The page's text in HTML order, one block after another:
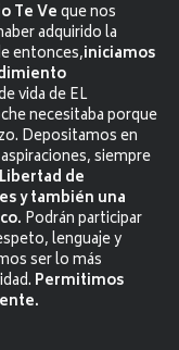
Te Veque nos
adquirido la
entonces,iniciamos
vida de EL
necesitaba porque
Depositamos en
siempre
de
y también una
Podrán participar
lenguaje y
ser lo más
Permitimos